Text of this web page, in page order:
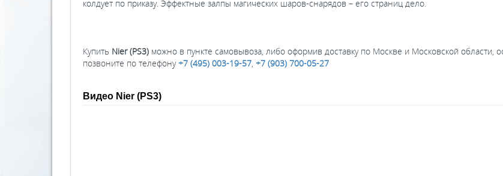
колдует по приказу. Эффектные залпы магических шаров-снарядов – его страниц дело.
Купить Nier (PS3) можно в пункте самовывоза, либо оформив доставку по Москве и Московской области,
позвоните по телефону+7 (495) 003-19-57 +7 (903) 700-05-27
Видео Nier (PS3)